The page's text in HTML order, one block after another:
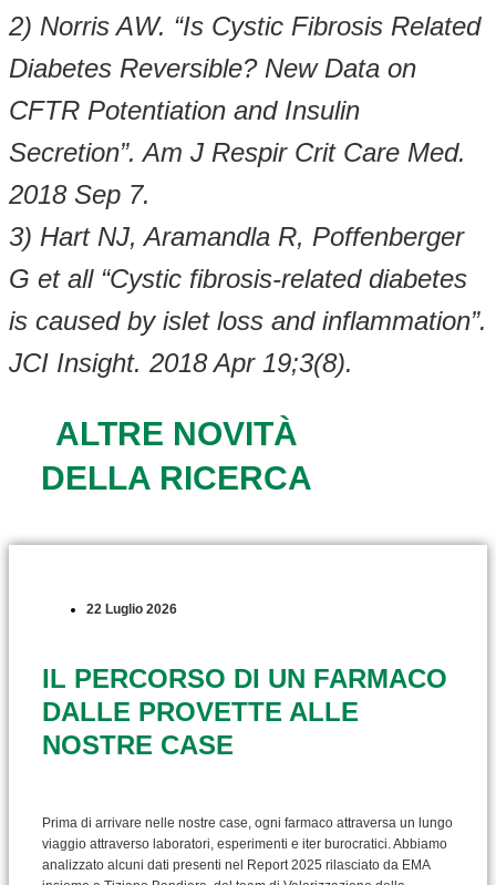
2) Norris AW. “Is Cystic Fibrosis Related
Diabetes Reversible? New Data on
CFTR Potentiation and Insulin
Secretion”. Am J Respir Crit Care Med.
2018 Sep 7.
3) Hart NJ, Aramandla R, Poffenberger
G et all “Cystic fibrosis-related diabetes
is caused by islet loss and inflammation”.
JCI Insight. 2018 Apr 19;3(8).
ALTRE NOVITÀ
DELLA RICERCA
22 Luglio 2026
IL PERCORSO DI UN FARMACO
DALLE PROVETTE ALLE
NOSTRE CASE
Prima di arrivare nelle nostre case, ogni farmaco attraversa un lungo
viaggio attraverso laboratori, esperimenti e iter burocratici. Abbiamo
analizzato alcuni dati presenti nel Report 2025 rilasciato da EMA